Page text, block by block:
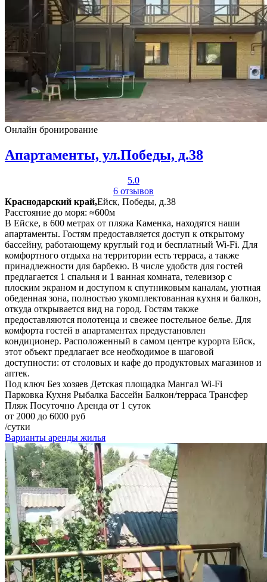
Онлайн бронирование
Апартаменты, ул.Победы, д.38
5.0
6 отзывов
Краснодарский край,Ейск, Победы, д.38
Расстояние до моря: ≈600м
В Ейске, в 600 метрах от пляжа Каменка, находятся наши
апартаменты. Гостям предоставляется доступ к открытому
бассейну, работающему круглый год и бесплатный Wi-Fi. Для
комфортного отдыха на территории есть терраса, а также
принадлежности для барбекю. В числе удобств для гостей
предлагается 1 спальня и 1 ванная комната, телевизор с
плоским экраном и доступом к спутниковым каналам, уютная
обеденная зона, полностью укомплектованная кухня и балкон,
откуда открывается вид на город. Гостям также
предоставляются полотенца и свежее постельное белье. Для
комфорта гостей в апартаментах предустановлен
кондиционер. Расположенный в самом центре курорта Ейск,
этот объект предлагает все необходимое в шаговой
доступности: от столовых и кафе до продуктовых магазинов и
аптек.
Под ключ Без хозяев Детская площадка Мангал Wi-Fi
Парковка Кухня Рыбалка Бассейн Балкон/терраса Трансфер
Пляж Посуточно Аренда от 1 суток
от 2000 до 6000 руб
/сутки
Варианты аренды жилья